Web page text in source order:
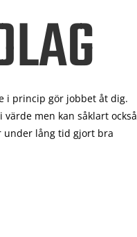
i princip gör jobbet åt dig.
men kan såklart också
under lång tid gjort bra